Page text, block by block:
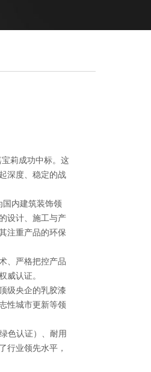
莉成功中标。这
深度、稳定的战
内建筑装饰领
设计、施工与产
注重产品的环保
、严格把控产品
威认证。
级央企的乳胶漆
性城市更新等领
色认证）、耐用
行业领先水平，